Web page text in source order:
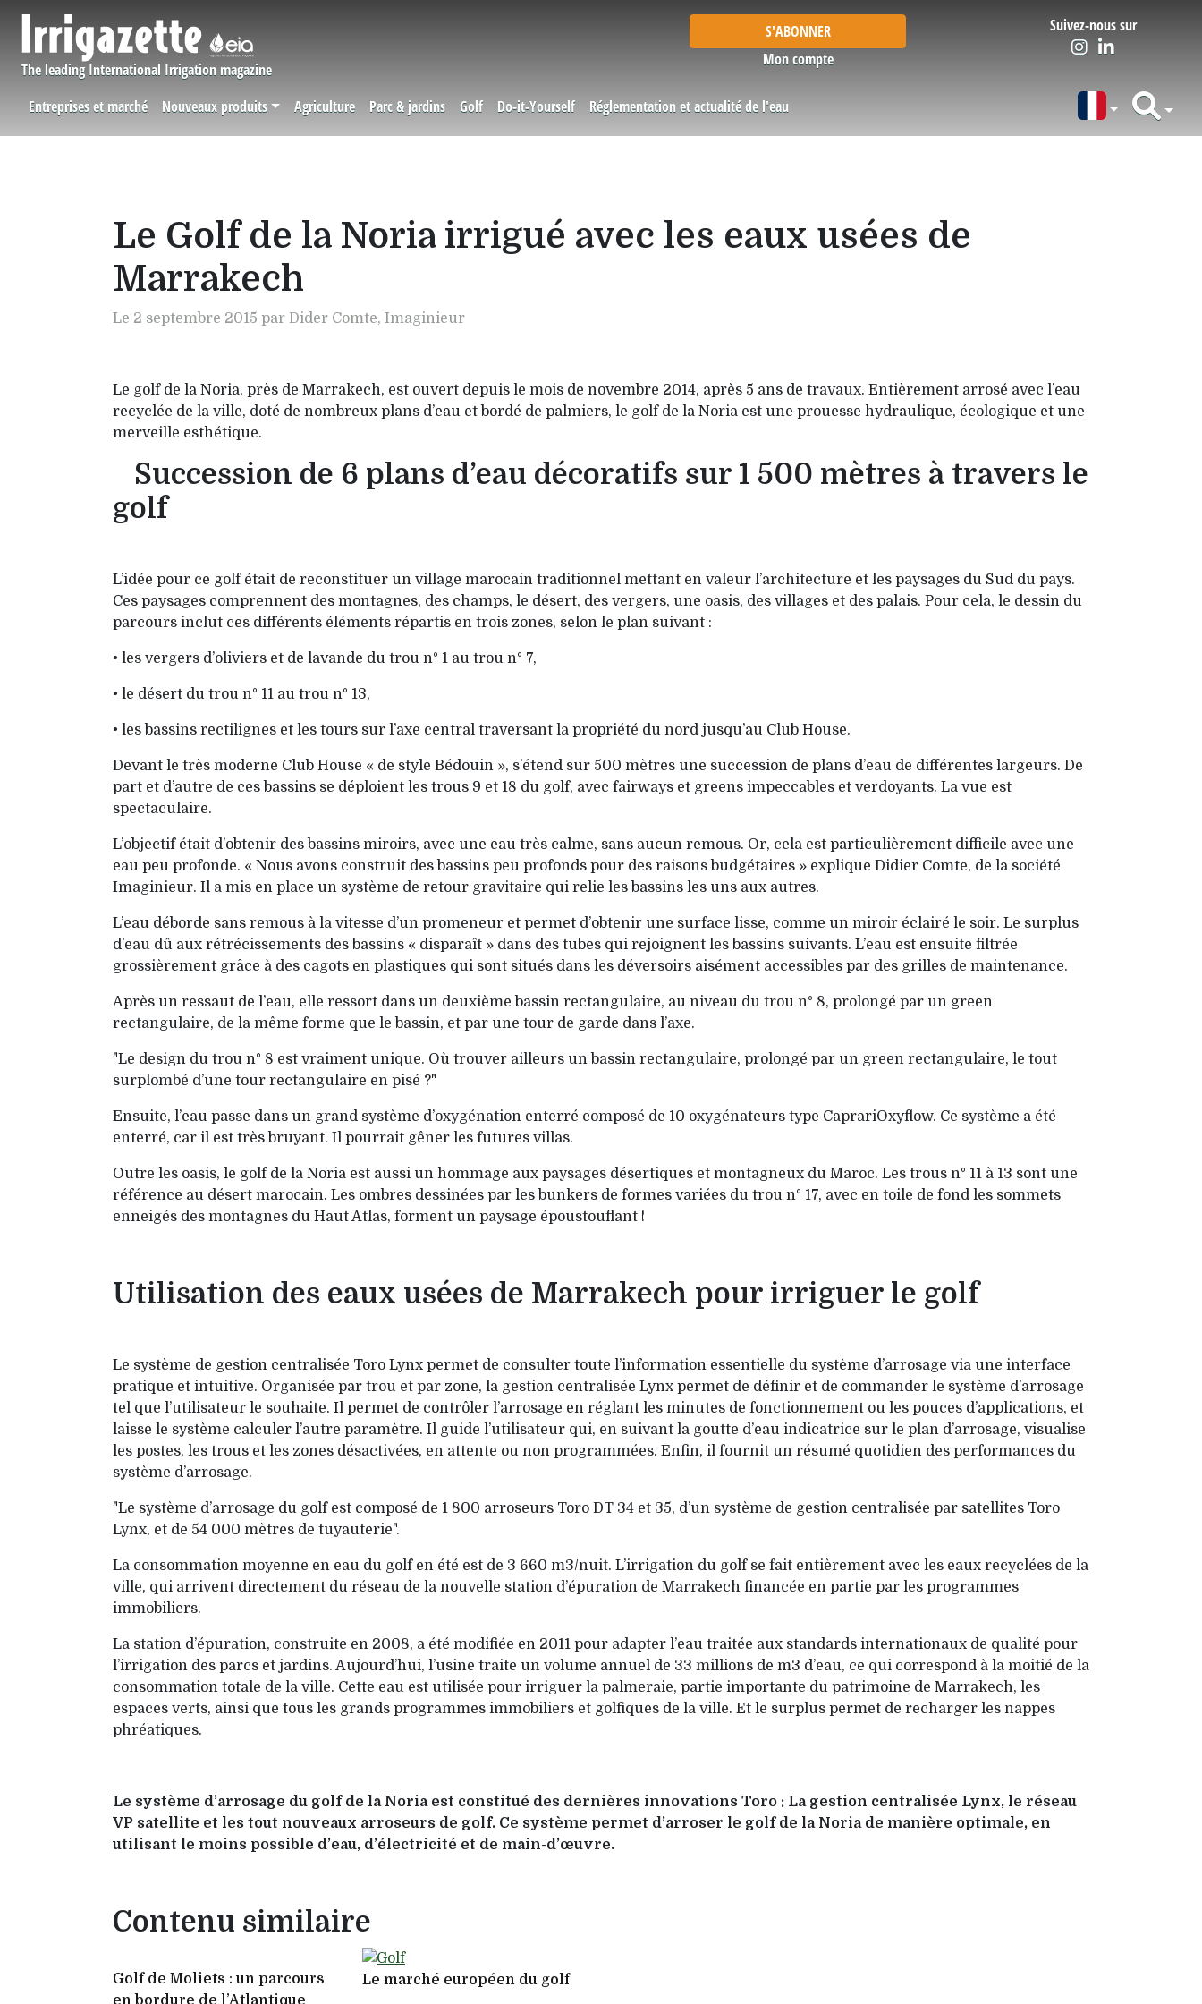
The leading International Irrigation magazine
S'ABONNER
Mon compte
Suivez-nous sur
Navigation principale
Entreprises et marché Nouveaux produits Agriculture Parc & jardins Golf Do-it-Yourself Réglementation et actualité de l'eau
Le Golf de la Noria irrigué avec les eaux usées de
Marrakech
Le 2 septembre 2015 par Dider Comte, Imaginieur
Le golf de la Noria, près de Marrakech, est ouvert depuis le mois de novembre 2014, après 5 ans de travaux. Entièrement arro­sé avec l’eau
recyclée de la ville, doté de nombreux plans d’eau et bordé de pal­miers, le golf de la Noria est une prouesse hydrauli­que, écologique et une
merveille esthétique.
Succession de 6 plans d’eau décoratifs sur 1 500 mètres à travers le
golf
L’idée pour ce golf était de reconstituer un vil­la­ge marocain traditionnel mettant en valeur l’architecture et les paysages du Sud du pays.
Ces paysages comprennent des monta­gnes, des champs, le désert, des vergers, une oasis, des villages et des palais. Pour cela, le dessin du
parcours inclut ces diffé­rents éléments répartis en trois zones, selon le plan suivant :
• les vergers d’oliviers et de lavande du trou n° 1 au trou n° 7,
• le désert du trou n° 11 au trou n° 13,
• les bassins rectilignes et les tours sur l’axe central traversant la propriété du nord jus­qu’au Club House.
Devant le très moderne Club House « de style Bédouin », s’étend sur 500 mètres une suc­cession de plans d’eau de différentes lar­geurs. De
part et d’autre de ces bassins se déploient les trous 9 et 18 du golf, avec fairways et greens impeccables et ver­doyants. La vue est
spectaculaire.
L’objectif était d’obtenir des bassins miroirs, avec une eau très calme, sans aucun remous. Or, cela est particulièrement difficile avec une
eau peu profonde. « Nous avons construit des bassins peu profonds pour des raisons budgétaires » explique Didier Comte, de la société
Imaginieur. Il a mis en place un système de retour gravitaire qui relie les bassins les uns aux autres.
L’eau déborde sans remous à la vitesse d’un promeneur et permet d’obtenir une surface lisse, comme un miroir éclairé le soir. Le surplus
d’eau dû aux rétrécissements des bassins « disparaît » dans des tubes qui rejoignent les bassins suivants. L’eau est ensuite filtrée
grossièrement grâce à des cagots en plastiques qui sont situés dans les déversoirs aisément accessibles par des grilles de maintenance.
Après un ressaut de l’eau, elle ressort dans un deuxième bassin rectangulaire, au niveau du trou n° 8, prolongé par un green
rectangulaire, de la même forme que le bassin, et par une tour de garde dans l’axe.
"Le design du trou n° 8 est vraiment unique. Où trouver ailleurs un bassin rectangulaire, prolongé par un green rectangulaire, le tout
surplombé d’une tour rectangulaire en pisé ?"
Ensuite, l’eau passe dans un grand système d’oxygénation enterré composé de 10 oxy­génateurs type CaprariOxyflow. Ce système a été
enterré, car il est très bruyant. Il pourrait gêner les futures villas.
Outre les oasis, le golf de la Noria est aussi un hommage aux paysages désertiques et montagneux du Maroc. Les trous n° 11 à 13 sont une
référence au désert marocain. Les ombres dessinées par les bunkers de formes variées du trou n° 17, avec en toile de fond les sommets
enneigés des montagnes du Haut Atlas, forment un paysage époustouflant !
Utilisation des eaux usées de Marrakech pour irriguer le golf
Le système de gestion centralisée Toro Lynx permet de consulter toute l’in­for­mation essentielle du système d’arro­sage via une interface
pratique et intuitive. Organisée par trou et par zone, la gestion cen­tralisée Lynx per­met de définir et de comman­der le système d’ar­ro­sage
tel que l’utilisateur le souhaite. Il permet de contrôler l’arrosage en réglant les minutes de fonctionnement ou les pouces d’applications, et
laisse le système calculer l’au­tre paramètre. Il gui­de l’utilisateur qui, en suivant la goutte d’eau indica­trice sur le plan d’arrosage, visualise
les pos­tes, les trous et les zones désac­tivées, en attente ou non programmées. Enfin, il fournit un résumé quoti­dien des performances du
système d’arrosage.
"Le système d’arrosage du golf est composé de 1 800 arroseurs Toro DT 34 et 35, d’un système de gestion centralisée par satellites Toro
Lynx, et de 54 000 mètres de tuyauterie".
La consommation moyenne en eau du golf en été est de 3 660 m3/nuit. L’irrigation du golf se fait en­tièrement avec les eaux recyclées de la
ville, qui arrivent directement du réseau de la nouvelle station d’épuration de Marrakech financée en partie par les programmes
immobiliers.
La station d’épuration, construite en 2008, a été modifiée en 2011 pour adapter l’eau traitée aux standards internationaux de qualité pour
l’irriga­tion des parcs et jardins. Aujourd’hui, l’usine traite un volume annuel de 33 millions de m3 d’eau, ce qui correspond à la moitié de la
consom­mation totale de la ville. Cette eau est utilisée pour irriguer la palmeraie, partie impor­tante du patrimoine de Marrakech, les
espaces verts, ainsi que tous les grands programmes immobiliers et golfiques de la ville. Et le surplus permet de recharger les nappes
phréatiques.
Le système d’arrosage du golf de la Noria est constitué des dernières innovations Toro : La gestion centralisée Lynx, le réseau
VP satellite et les tout nouveaux arroseurs de golf. Ce système permet d’arroser le golf de la Noria de manière optimale, en
utilisant le moins possible d’eau, d’électricité et de main-d’œuvre.
Contenu similaire
Golf de Moliets : un parcours
en bordure de l’Atlantique
Le marché européen du golf